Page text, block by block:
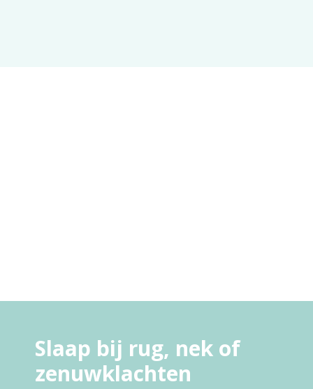
Slaap bij rug, nek of
zenuwklachten